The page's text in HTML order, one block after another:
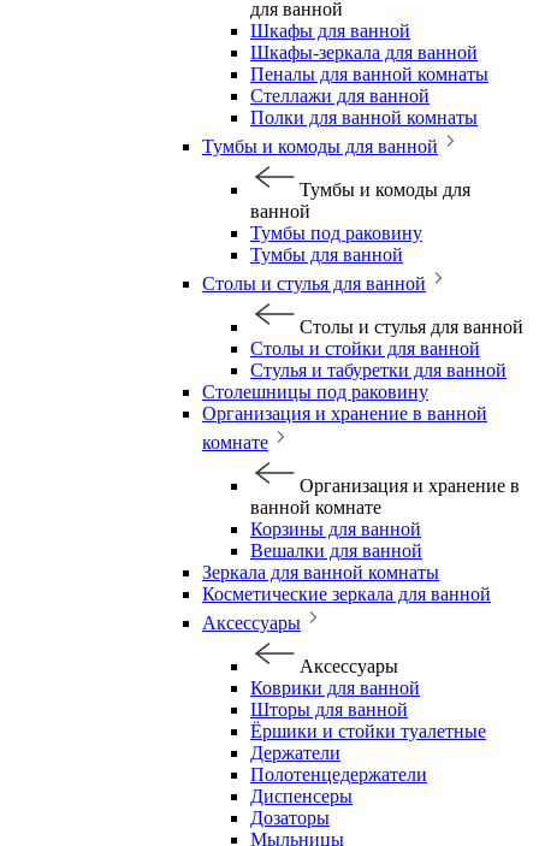
для ванной
Шкафы для ванной
Шкафы-зеркала для ванной
Пеналы для ванной комнаты
Стеллажи для ванной
Полки для ванной комнаты
Тумбы и комоды для ванной
Тумбы и комоды для
ванной
Тумбы под раковину
Тумбы для ванной
Столы и стулья для ванной
Столы и стулья для ванной
Столы и стойки для ванной
Стулья и табуретки для ванной
Столешницы под раковину
Организация и хранение в ванной
комнате
Организация и хранение в
ванной комнате
Корзины для ванной
Вешалки для ванной
Зеркала для ванной комнаты
Косметические зеркала для ванной
Аксессуары
Аксессуары
Коврики для ванной
Шторы для ванной
Ёршики и стойки туалетные
Держатели
Полотенцедержатели
Диспенсеры
Дозаторы
Мыльницы